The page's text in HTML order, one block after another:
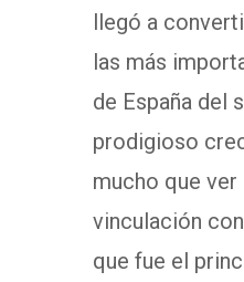
llegó a
las más
de España del
prodigioso
mucho que ver
vinculación
que fue el